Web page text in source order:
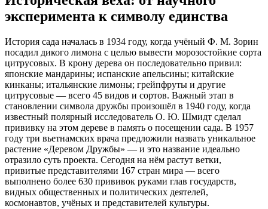
эксперимента к символу единства
История сада началась в 1934 году, когда учёный Ф. М. Зорин
посадил дикого лимона с целью вывести морозостойкие сорта
цитрусовых. В крону дерева он последовательно привил:
японские мандарины; испанские апельсины; китайские
кинканы; итальянские лимоны; грейпфруты и другие
цитрусовые — всего 45 видов и сортов. Важный этап в
становлении символа дружбы произошёл в 1940 году, когда
известный полярный исследователь О. Ю. Шмидт сделал
прививку на этом дереве в память о посещении сада. В 1957
году три вьетнамских врача предложили назвать уникальное
растение «Деревом Дружбы» — и это название идеально
отразило суть проекта. Сегодня на нём растут ветки,
привитые представителями 167 стран мира — всего
выполнено более 630 прививок руками глав государств,
видных общественных и политических деятелей,
космонавтов, учёных и представителей культуры.